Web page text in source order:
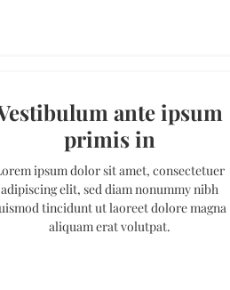
ante ipsum
primis in
ipsum dolor sit amet, consectetuer
adipiscing elit, sed diam nonummy nibh
tincidunt ut laoreet dolore magna
aliquam erat volutpat.